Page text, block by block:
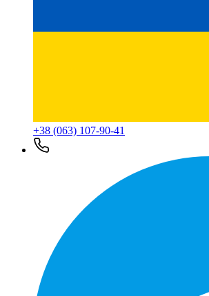
+38 (063) 107-90-41